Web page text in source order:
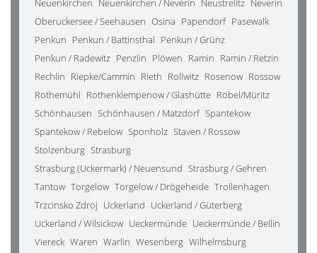
Neuenkirchen Neuenkirchen / Neverin Neustrelitz Neverin
Oberuckersee / Seehausen Osina Papendorf Pasewalk
Penkun Penkun / Battinsthal Penkun / Grünz
Penkun / Radewitz Penzlin Plöwen Ramin Ramin / Retzin
Rechlin Riepke/Cammin Rieth Rollwitz Rosenow Rossow
Rothemühl Rothenklempenow / Glashütte Röbel/Müritz
Schönhausen Schönhausen / Matzdorf Spantekow
Spantekow / Rebelow Sponholz Staven / Rossow
Stolzenburg Strasburg
Strasburg (Uckermark) / Neuensund Strasburg / Gehren
Tantow Torgelow Torgelow / Drögeheide Trollenhagen
Trzcinsko Zdroj Uckerland Uckerland / Güterberg
Uckerland / Wilsickow Ueckermünde Ueckermünde / Bellin
Viereck Waren Warlin Wesenberg Wilhelmsburg